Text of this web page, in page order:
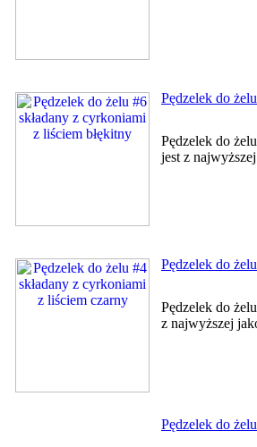
Pędzelek do
Pędzelek do
jest z
Pędzelek do
Pędzelek do
z najwyższej
Pędzelek do